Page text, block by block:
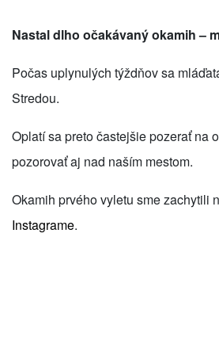
Nastal dlho očakávaný okamih –
Počas uplynulých týždňov sa
Stredou.
Oplatí sa preto častejšie pozerať na
pozorovať aj nad naším mestom.
Okamih prvého vyletu sme zachytili
Instagrame.